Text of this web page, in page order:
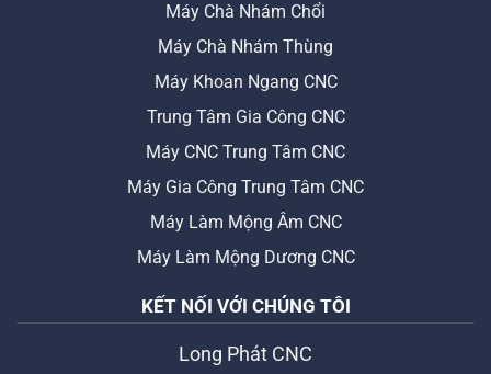
Máy Chà Nhám Chổi
Máy Chà Nhám Thùng
Máy Khoan Ngang CNC
Trung Tâm Gia Công CNC
Máy CNC Trung Tâm CNC
Máy Gia Công Trung Tâm CNC
Máy Làm Mộng Âm CNC
Máy Làm Mộng Dương CNC
KẾT NỐI VỚI CHÚNG TÔI
Long Phát CNC